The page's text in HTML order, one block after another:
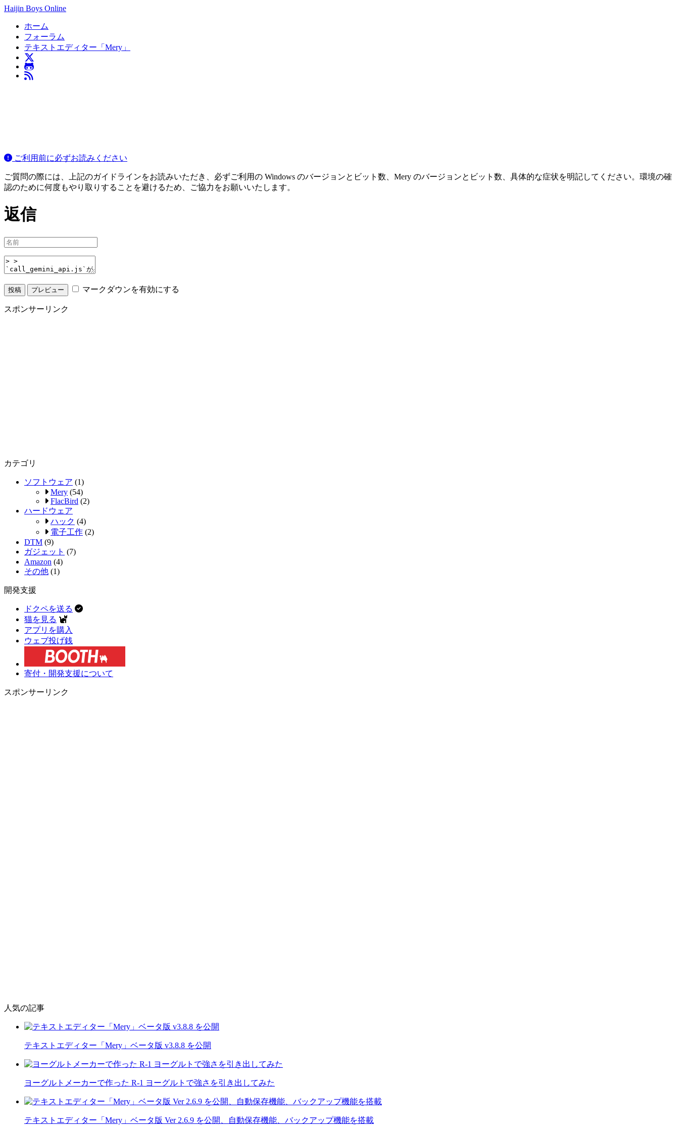
Haijin Boys Online
ホーム
フォーラム
テキストエディター「Mery」
ご利用前に必ずお読みください
ご質問の際には、上記のガイドラインをお読みいただき、必ずご利用の Windows のバージョンとビット数、Mery のバージョンとビット数、具体的な症状を明記してください。環境の確
認のために何度もやり取りすることを避けるため、ご協力をお願いいたします。
返信
マークダウンを有効にする
スポンサーリンク
カテゴリ
ソフトウェア (1)
Mery (54)
FlacBird (2)
ハードウェア
ハック (4)
電子工作 (2)
DTM (9)
ガジェット (7)
Amazon (4)
その他 (1)
開発支援
ドクペを送る
猫を見る
アプリを購入
ウェブ投げ銭
寄付・開発支援について
スポンサーリンク
人気の記事
テキストエディター「Mery」ベータ版 v3.8.8 を公開
ヨーグルトメーカーで作った R-1 ヨーグルトで強さを引き出してみた
テキストエディター「Mery」ベータ版 Ver 2.6.9 を公開、自動保存機能、バックアップ機能を搭載